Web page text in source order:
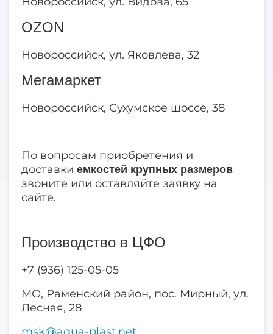
OZON
Новороссийск, ул. Яковлева, 32
Мегамаркет
Новороссийск, Сухумское шоссе, 38
По вопросам приобретения и
доставки емкостей крупных размеров
звоните или оставляйте заявку на
сайте.
Производство в ЦФО
+7 (936) 125-05-05
МО, Раменский район, пос. Мирный, ул.
Лесная, 28